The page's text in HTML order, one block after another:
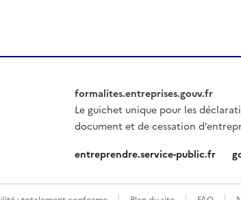
formalites.entreprises.gouv.fr
Le guichet unique pour les
document et de cessation
entreprendre.service-public.fr